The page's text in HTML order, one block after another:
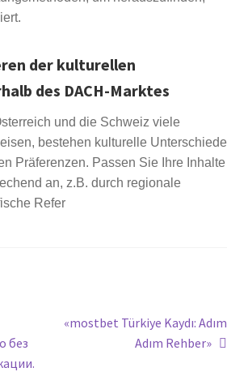
der kulturellen
des DACH-Marktes
und die Schweiz viele
bestehen kulturelle Unterschiede
Präferenzen. Passen Sie Ihre Inhalte
an, z.B. durch regionale
Refer
без
«mostbet Türkiye Kaydı: Adım
Adım Rehber»